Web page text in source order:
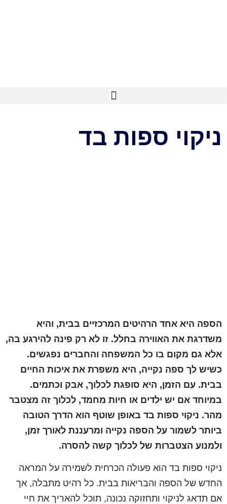
ניקוי ספות בד
הספה היא אחד הרהיטים המרכזיים בבית, והיא
משדרגת את האווירה בחלל. זו לא רק פינה להירגע בה,
אלא גם מקום בו כל המשפחה והחברים נפגשים.
כשיש לך ספה נקייה, היא משפרת את איכות החיים
בבית. עם הזמן, היא סופגת לכלוך, אבק וכתמים.
במיוחד אם יש ילדים או חיות מחמד, לכלוך זה מצטבר
מהר. ניקוי ספות בד באופן שוטף הוא הדרך הטובה
ביותר לשמור על הספה נקייה ומרעננת לאורך זמן,
ולמנוע הצטברות של לכלוך קשה להסרה.
ניקוי ספות בד הוא פעולה הכרחית לשמירה על המראה
החדש של הספה והבריאות בבית. כל רהיט מתבלה, אך
אם תדאג לניקוי ותחזוקה נכונה, תוכל להאריך את חיי